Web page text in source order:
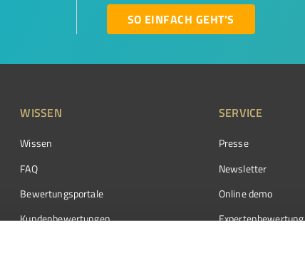
SO EINFACH GEHT'S
WISSEN
Wissen
FAQ
Bewertungsportale
Kundenbewertungen
SERVICE
Presse
Newsletter
Online demo
Expertenbewertung